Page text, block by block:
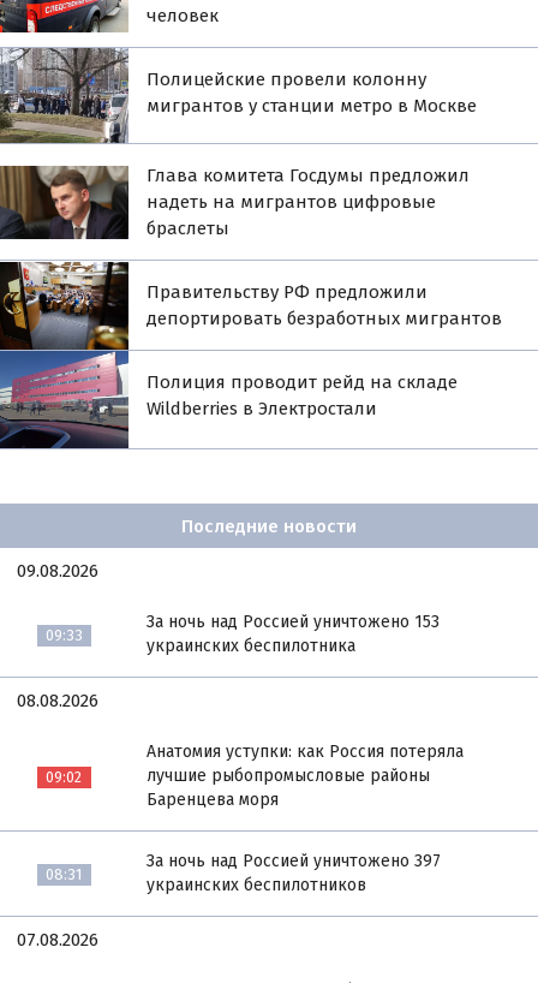
человек
Полицейские провели колонну
мигрантов у станции метро в Москве
Глава комитета Госдумы предложил
надеть на мигрантов цифровые
браслеты
Правительству РФ предложили
депортировать безработных мигрантов
Полиция проводит рейд на складе
Wildberries в Электростали
Последние новости
09.08.2026
09:33
За ночь над Россией уничтожено 153
украинских беспилотника
08.08.2026
09:02
Анатомия уступки: как Россия потеряла
лучшие рыбопромысловые районы
Баренцева моря
08:31
За ночь над Россией уничтожено 397
украинских беспилотников
07.08.2026